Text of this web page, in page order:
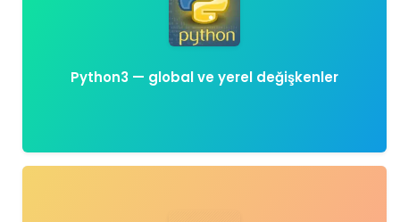
Python3 — global ve yerel değişkenler